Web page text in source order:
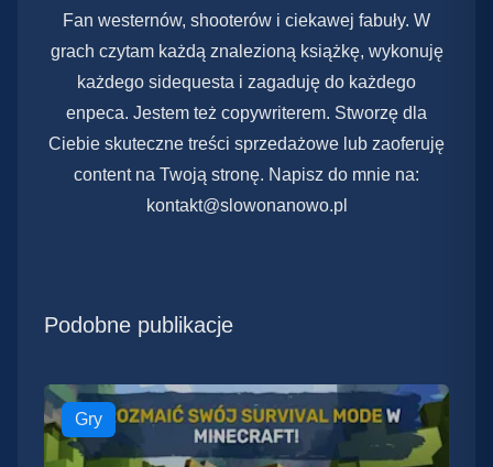
Fan westernów, shooterów i ciekawej fabuły. W
grach czytam każdą znalezioną książkę, wykonuję
każdego sidequesta i zagaduję do każdego
enpeca. Jestem też copywriterem. Stworzę dla
Ciebie skuteczne treści sprzedażowe lub zaoferuję
content na Twoją stronę. Napisz do mnie na:
kontakt@slowonanowo.pl
Podobne publikacje
Gry